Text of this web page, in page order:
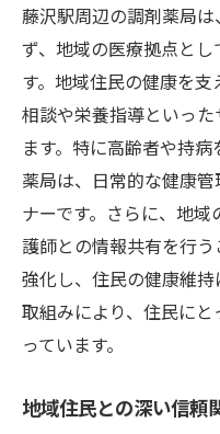
藤沢駅周辺の調剤薬局
ず、地域の医療拠点と
す。地域住民の健康を
相談や栄養指導といっ
ます。特に高齢者や持
薬局は、日常的な健康
ナーです。さらに、地
護師との情報共有を行
強化し、住民の健康維
取組みにより、住民に
っています。
地域住民との深い信頼